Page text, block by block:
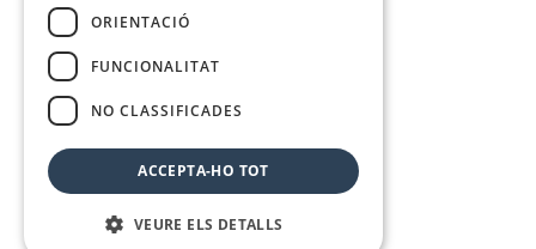
ORIENTACIÓ
FUNCIONALITAT
NO CLASSIFICADES
ACCEPTA-HO TOT
VEURE ELS DETALLS